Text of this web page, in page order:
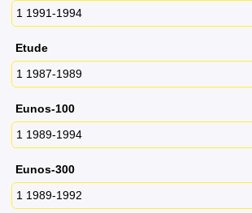
1 1991-1994
Etude
1 1987-1989
Eunos-100
1 1989-1994
Eunos-300
1 1989-1992